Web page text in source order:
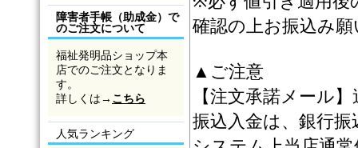
障害者手帳（助成金）で
のご注文について
福祉発明品ショップ本
店でのご注文となりま
す。
詳しくは→ こちら
人気ランキング
確認の上お振込み
▲ご注意
【注文承諾メール
振込入金は、銀行